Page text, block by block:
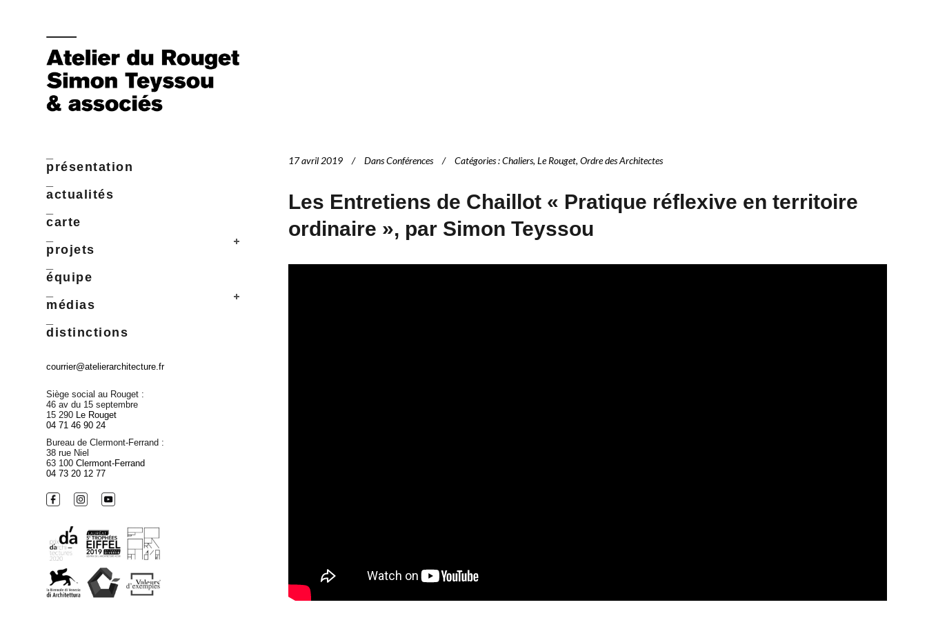
présentation
actualités
carte
projets
équipe
médias
distinctions
courrier@atelierarchitecture.fr
Siège social au Rouget :
46 av du 15 septembre
15 290 Le Rouget
04 71 46 90 24
Bureau de Clermont-Ferrand :
38 rue Niel
63 100Clermont-Ferrand
04 73 20 12 77
17 avril 2019 DansConférences Catégories:Chaliers, Le Rouget, Ordre des Architectes
Les Entretiens de Chaillot « Pratique réflexive en territoire
ordinaire », par Simon Teyssou